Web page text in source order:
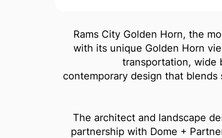
Rams City Golden Horn, the
with its unique Golden Horn
transportation, wide
contemporary design that
The architect and landscape
partnership with Dome +